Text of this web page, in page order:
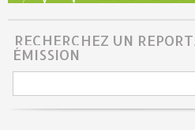
RECHERCHEZ UN
ÉMISSION